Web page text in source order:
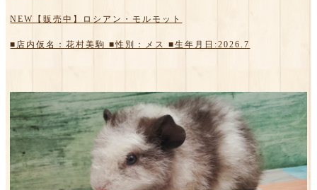
NEW【販売中】ロシアン・モルモット
■店内仮名：花村美駒 ■性別：メス ■生年月日:2026.7